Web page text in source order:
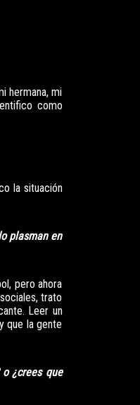
hermana, mi
como
la situación
plasman en
pero ahora
trato
Leer un
que la gente
¿crees que